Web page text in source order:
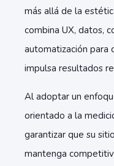
más allá de la
combina UX, datos,
automatización para
impulsa resultados
Al adoptar un
orientado a la
garantizar que su
mantenga